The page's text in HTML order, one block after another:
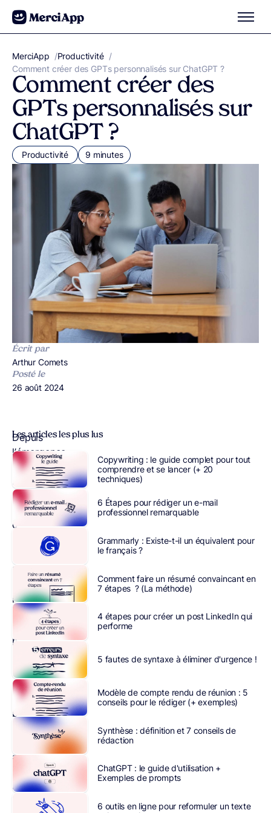
Aller au contenu
MerciApp correcteur orthographe
/Productivité /
Comment créer des GPTs personnalisés sur ChatGPT ?
Comment créer des
GPTs personnalisés sur
ChatGPT ?
Productivité 9 minutes
Écrit par
Publié par
Arthur Comets
Posté le
Publié le
26 août 2024
Depuis
l’émergence
deChatGPT
nombreux
sont
ceux
qui
apprécier
polyvalence
et
les
performances
modèles
de
langage
basés
sur
l’intelligence
artificielle.
Aussi,
avec
Les articles les plus lus
Copywriting : le guide complet pour tout
comprendre et se lancer (+ 20
techniques)
6 Étapes pour rédiger un e-mail
professionnel remarquable
Grammarly : Existe-t-il un équivalent pour
le français ?
Comment faire un résumé convaincant en
7 étapes ? (La méthode)
4 étapes pour créer un post LinkedIn qui
performe
5 fautes de syntaxe à éliminer d'urgence !
Modèle de compte rendu de réunion : 5
conseils pour le rédiger (+ exemples)
Synthèse : définition et 7 conseils de
rédaction
ChatGPT : le guide d'utilisation +
Exemples de prompts
6 outils en ligne pour reformuler un texte